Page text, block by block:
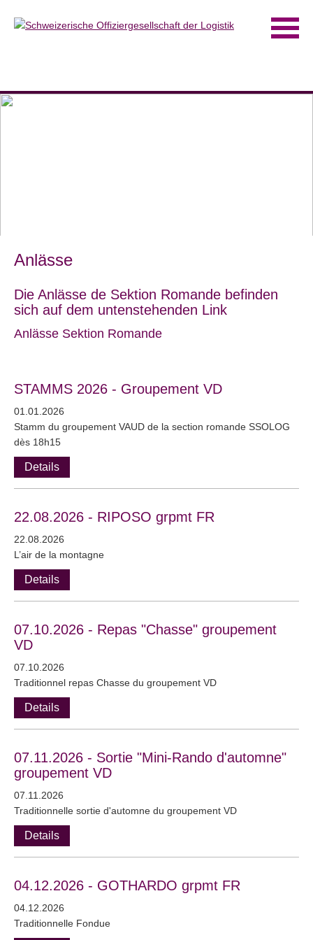
Anlässe
Die Anlässe de Sektion Romande befinden
sich auf dem untenstehenden Link
Anlässe Sektion Romande
STAMMS 2026 - Groupement VD
01.01.2026
Stamm du groupement VAUD de la section romande SSOLOG
dès 18h15
Details
22.08.2026 - RIPOSO grpmt FR
22.08.2026
L’air de la montagne
Details
07.10.2026 - Repas "Chasse" groupement
VD
07.10.2026
Traditionnel repas Chasse du groupement VD
Details
07.11.2026 - Sortie "Mini-Rando d'automne"
groupement VD
07.11.2026
Traditionnelle sortie d'automne du groupement VD
Details
04.12.2026 - GOTHARDO grpmt FR
04.12.2026
Traditionnelle Fondue